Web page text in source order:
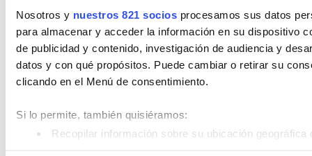
Nosotros y nuestros 821 socios procesamos sus datos
para almacenar y acceder la información en su dispositivo
de publicidad y contenido, investigación de audiencia y
datos y con qué propósitos. Puede cambiar o retirar su
clicando en el Menú de consentimiento.
Si lo permite, también quisiéramos:
Recopilar información sobre su ubicación